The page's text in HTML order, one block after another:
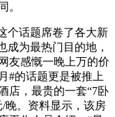
。
话题席卷了各大新
成为最热门目的地，
友感慨一晚上万的价
#的话题更是被推上
店，最贵的一套“7卧
/晚。资料显示，该房